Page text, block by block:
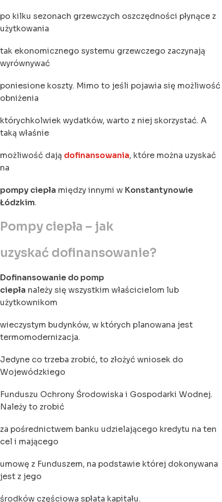
po kilku sezonach grzewczych oszczędności płynące z
użytkowania
tak ekonomicznego systemu grzewczego zaczynają
wyrównywać
poniesione koszty. Mimo to jeśli pojawia się możliwość
obniżenia
którychkolwiek wydatków, warto z niej skorzystać. A
taką właśnie
możliwość dają dofinansowania, które można uzyskać
na
pompy ciepła między innymi w Konstantynowie
Łódzkim.
Pompy ciepła – jak
uzyskać dofinansowanie?
Dofinansowanie do pomp
ciepła należy się wszystkim właścicielom lub
użytkownikom
wieczystym budynków, w których planowana jest
termomodernizacja.
Jedyne co trzeba zrobić, to złożyć wniosek do
Wojewódzkiego
Funduszu Ochrony Środowiska i Gospodarki Wodnej.
Należy to zrobić
za pośrednictwem banku udzielającego kredytu na ten
cel i mającego
umowę z Funduszem, na podstawie której dokonywana
jest z jego
środków częściowa spłata kapitału.